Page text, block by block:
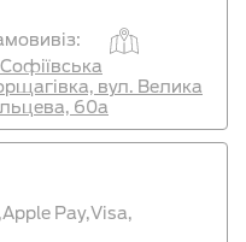
вул. Велика
60а
Apple Pay,Visa,